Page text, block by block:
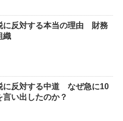
に反対する本当の理由 財務
織
に反対する中道 なぜ急に10
言い出したのか？